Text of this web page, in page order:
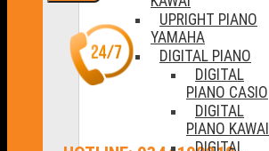
UPRIGHT PIANO
YAMAHA
DIGITAL PIANO
DIGITAL
PIANO CASIO
DIGITAL
PIANO KAWAI
DIGITAL